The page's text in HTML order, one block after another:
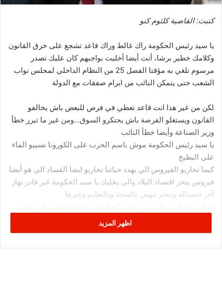
كتبت: القاضية كلثوم كنو
يا سيد رئيس الحكومة راك غالط وراك قاعد تشجع على خرق القانون
وكلامك خطير برشا، أنت أيضا أخليت بواجبهم كان عليك تصدر
مرسوم تلغي به مؤقتا الفصل 25 من النظام الداخلي لمجلس نواب
الشعب حتى يتمكن النائب من ابرام صفقات مع الدولة
لكن من غير هذا انت قاعد تعطي في فرص للبعض باش يخالفو
القانون ويستغلو الفرصة باش يحتكرو السوق…ومن غير ما تبرر خطأ
وزير الصناعة وأيضا خطأ النائب
يا سيد رئيس الحكومة موش باسم الحرب على الكورونا نسيبو الماء
على البطيخ
كيما نحاربو الفيروس الي يهدد حياتنا نحاربو ايضا الفساد الي هو أيضا
فيروس ينخر اقتصاد البلاد والي يخليك يا سيد الحكومة غير قادر نهار
آخر تتصداله وتنجم تنهض بالصحة وبالتعليم وغيرها
اظهر المزيد